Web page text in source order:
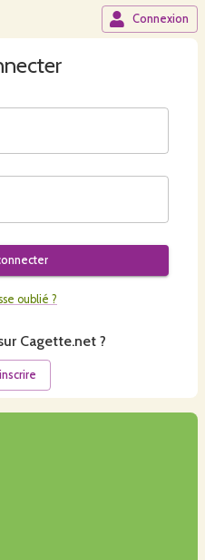
Connexion
oublié ?
Cagette.net ?